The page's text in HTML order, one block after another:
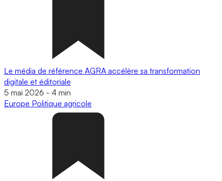
Le média de référence AGRA accélère sa transformation
digitale et éditoriale
5 mai 2026 - 4 min
Europe Politique agricole